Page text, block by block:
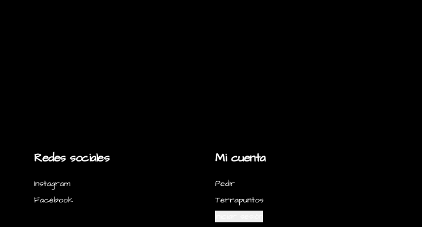
Redes sociales
Instagram
Facebook
Mi cuenta
Pedir
Terrapuntos